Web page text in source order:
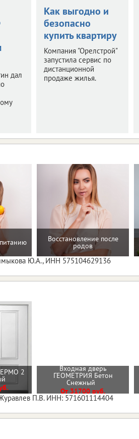
дал
Как выгодно и
безопасно
купить квартиру
Компания "Орелстрой"
запустила сервис по
дистанционной
продаже жилья.
Восстановление после
родов
Ю.А., ИНН 575104629136
2 Входная дверь
ГЕОМЕТРИЯ Бетон
Снежный
От 31700 руб.
П.В. ИНН: 571601114404